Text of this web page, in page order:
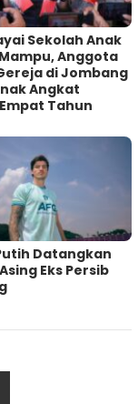
Sekolah Anak
Anggota
di Jombang
Angkat
Tahun
Datangkan
Eks Persib